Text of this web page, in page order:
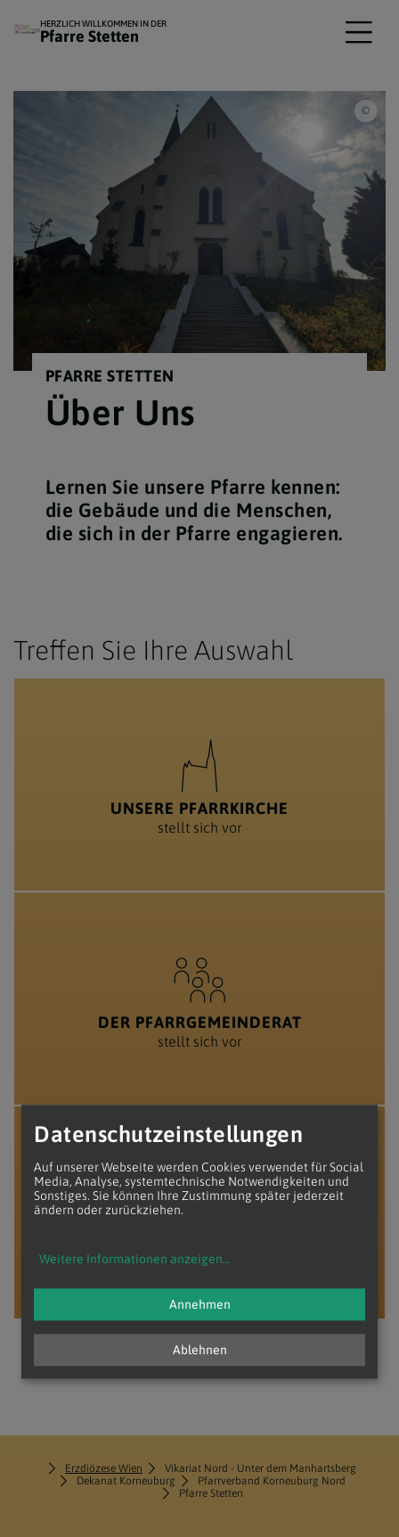
HERZLICH WILLKOMMEN IN DER
Pfarre Stetten
PFARRE STETTEN
Über Uns
Lernen Sie unsere Pfarre kennen:
die Gebäude und die Menschen,
die sich in der Pfarre engagieren.
Treffen Sie Ihre Auswahl
UNSERE PFARRKIRCHE
stellt sich vor
DER PFARRGEMEINDERAT
stellt sich vor
stellt sich vor
Erzdiözese Wien
Vikariat Nord - Unter dem Manhartsberg
Dekanat Korneuburg
Pfarrverband Korneuburg Nord
Pfarre Stetten
Datenschutzeinstellungen
Auf unserer Webseite werden Cookies verwendet für Social
Media, Analyse, systemtechnische Notwendigkeiten und
Sonstiges. Sie können Ihre Zustimmung später jederzeit
ändern oder zurückziehen.
Weitere Informationen anzeigen...
Ablehnen
Annehmen